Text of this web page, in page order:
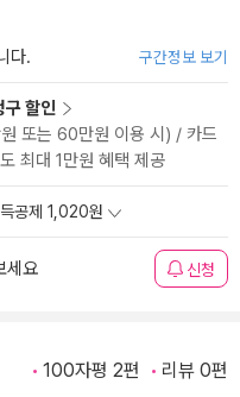
다. 구간정보 보기
구 할인
또는 60만원 이용 시) / 카드
최대 1만원 혜택 제공
공제 1,020원
세요 신청
100자평 2편 리뷰 0편